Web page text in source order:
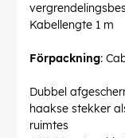
Kabellengte 1 m
Förpackning:
Dubbel
haakse stekker
ruimtes